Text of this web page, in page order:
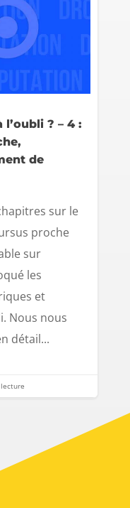
l’oubli ? – 4 :
de
sur le
proche
sur
les
et
Nous nous
détail...